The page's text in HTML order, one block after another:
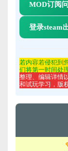
MOD订阅
登录steam
若内容若侵犯到
们将第一时间处
整理、编辑详情
和试玩学习，版